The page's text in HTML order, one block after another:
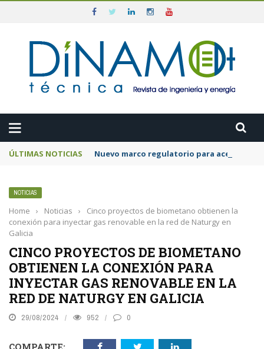
ÚLTIMAS NOTICIAS Nuevo marco regulatorio para acelerar
NOTICIAS
Home › Noticias ›
Cinco proyectos de biometano obtienen la
conexión para inyectar gas renovable en la red de Naturgy en
Galicia
CINCO PROYECTOS DE BIOMETANO
OBTIENEN LA CONEXIÓN PARA
INYECTAR GAS RENOVABLE EN LA
RED DE NATURGY EN GALICIA
29/08/2024 952 0
COMPARTE: